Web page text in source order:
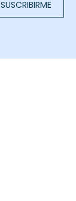
SUSCRIBIRME